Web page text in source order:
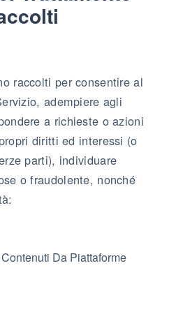
raccolti per consentire al
adempiere agli
a richieste o azioni
diritti ed interessi (o
parti), individuare
o fraudolente, nonché
Da Piattaforme